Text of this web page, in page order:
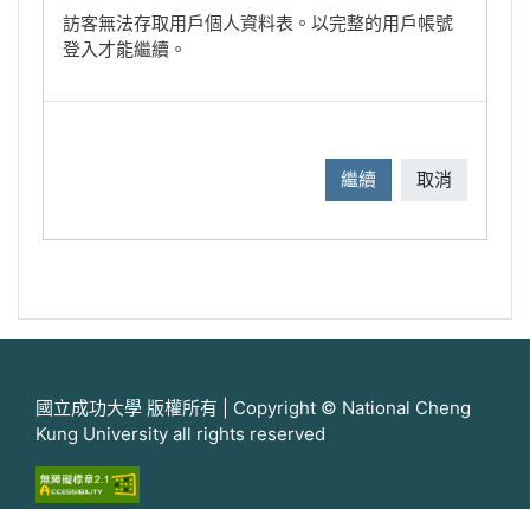
訪客無法存取用戶個人資料表。以完整的用戶帳號
登入才能繼續。
繼續 取消
國立成功大學 版權所有 | Copyright © National Cheng
Kung University all rights reserved